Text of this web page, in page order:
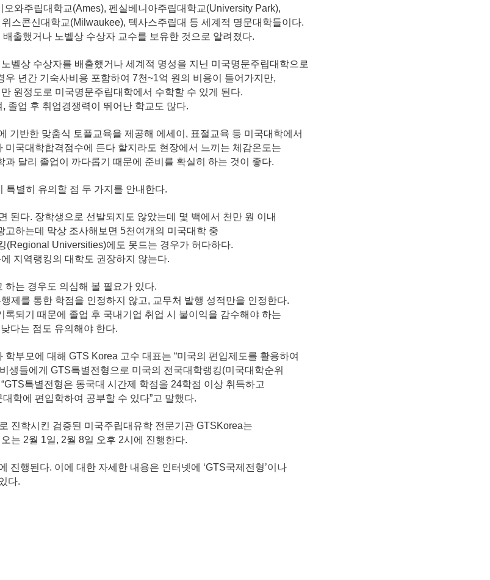
와주립대학교(Ames), 펜실베니아주립대학교(University Park),
스콘신대학교(Milwaukee), 텍사스주립대 등 세계적 명문대학들이다.
출했거나 노벨상 수상자 교수를 보유한 것으로 알려졌다.
벨상 수상자를 배출했거나 세계적 명성을 지닌 미국명문주립대학으로
년간 기숙사비용 포함하여 7천~1억 원의 비용이 들어가지만,
원정도로 미국명문주립대학에서 수학할 수 있게 된다.
졸업 후 취업경쟁력이 뛰어난 학교도 많다.
기반한 맞춤식 토플교육을 제공해 에세이, 표절교육 등 미국대학에서
국대학합격점수에 든다 할지라도 현장에서 느끼는 체감온도는
달리 졸업이 까다롭기 때문에 준비를 확실히 하는 것이 좋다.
특별히 유의할 점 두 가지를 안내한다.
된다. 장학생으로 선발되지도 않았는데 몇 백에서 천만 원 이내
하는데 막상 조사해보면 5천여개의 미국대학 중
(Regional Universities)에도 못드는 경우가 허다하다.
지역랭킹의 대학도 권장하지 않는다.
는 경우도 의심해 볼 필요가 있다.
제를 통한 학점을 인정하지 않고, 교무처 발행 성적만을 인정한다.
록되기 때문에 졸업 후 국내기업 취업 시 불이익을 감수해야 하는
낮다는 점도 유의해야 한다.
부모에 대해 GTS Korea 고수 대표는 “미국의 편입제도를 활용하여
생들에게 GTS특별전형으로 미국의 전국대학랭킹(미국대학순위
특별전형은 동국대 시간제 학점을 24학점 이상 취득하고
학에 편입학하여 공부할 수 있다”고 말했다.
진학시킨 검증된 미국주립대유학 전문기관 GTSKorea는
는 2월 1일, 2월 8일 오후 2시에 진행한다.
행된다. 이에 대한 자세한 내용은 인터넷에 ‘GTS국제전형’이나
다.